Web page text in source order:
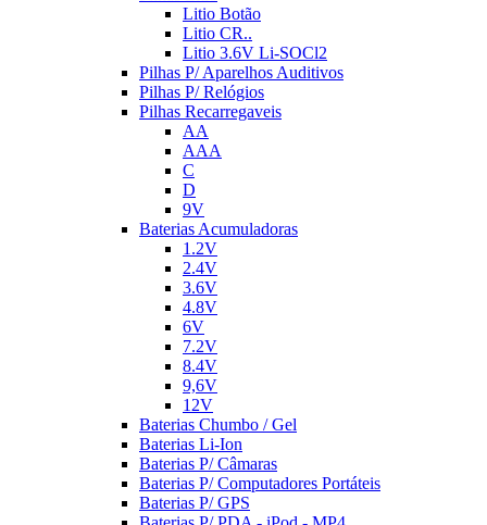
Litio Botão
Litio CR..
Litio 3.6V Li-SOCl2
Pilhas P/ Aparelhos Auditivos
Pilhas P/ Relógios
Pilhas Recarregaveis
AA
AAA
C
D
9V
Baterias Acumuladoras
1.2V
2.4V
3.6V
4.8V
6V
7.2V
8.4V
9,6V
12V
Baterias Chumbo / Gel
Baterias Li-Ion
Baterias P/ Câmaras
Baterias P/ Computadores Portáteis
Baterias P/ GPS